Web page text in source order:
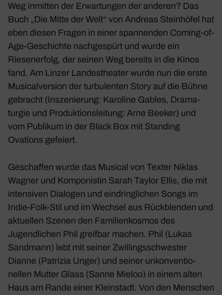
Weg inmitten der Erwar­tungen der anderen? Das
Buch „Die Mitte der Welt“ von Andreas Stein­höfel hat
eben diesen Fragen in einer span­nenden Coming-of-
Age-Geschichte nach­ge­spürt und wurde ein
Riesen­er­folg, der seinen Weg bereits in die Kinos
fand. Am Linzer Landes­theater wurde nun die erste
Musi­cal­ver­sion der turbu­lenten Story auf die Bühne
gebracht (Insze­nie­rung: Karo­line Gables, Drama­
turgie und Produk­ti­ons­lei­tung: Arne Beeker) und
vom Publikum in der Black Box mit Stan­ding
Ovations gefeiert.
Geschaffen wurde das Musical von Texter Niklas
Wagner und Kompo­nistin Sarah Taylor Ellis, die mit
inten­siven Dialogen und eindring­li­chen Songs im
Indie-Folk-Stil und im Wechsel aus Rück­blenden und
aktu­ellen Szenen den Fami­li­en­kosmos des
Jugend­li­chen Phil greifbar machen. Phil (Lukas
Sand­mann) lebt mit seiner Zwil­lings­schwester
Dianne (Patrizia Unger) und seiner unkon­ven­tio­
nellen Mutter Glass (Sanne Mieloo) in einem alten
Haus am Rande einer Klein­stadt. Von den Menschen